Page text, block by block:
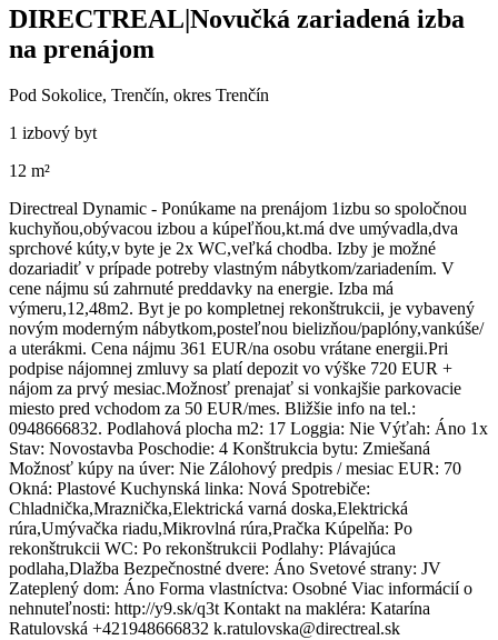
DIRECTREAL|Novučká zariadená izba
na prenájom
Pod Sokolice, Trenčín, okres Trenčín
1 izbový byt
12 m²
Directreal Dynamic - Ponúkame na prenájom 1izbu so spoločnou
kuchyňou,obývacou izbou a kúpeľňou,kt.má dve umývadla,dva
sprchové kúty,v byte je 2x WC,veľká chodba. Izby je možné
dozariadiť v prípade potreby vlastným nábytkom/zariadením. V
cene nájmu sú zahrnuté preddavky na energie. Izba má
výmeru,12,48m2. Byt je po kompletnej rekonštrukcii, je vybavený
novým moderným nábytkom,posteľnou bielizňou/paplóny,vankúše/
a uterákmi. Cena nájmu 361 EUR/na osobu vrátane energii.Pri
podpise nájomnej zmluvy sa platí depozit vo výške 720 EUR +
nájom za prvý mesiac.Možnosť prenajať si vonkajšie parkovacie
miesto pred vchodom za 50 EUR/mes. Bližšie info na tel.:
0948666832. Podlahová plocha m2: 17 Loggia: Nie Výťah: Áno 1x
Stav: Novostavba Poschodie: 4 Konštrukcia bytu: Zmiešaná
Možnosť kúpy na úver: Nie Zálohový predpis / mesiac EUR: 70
Okná: Plastové Kuchynská linka: Nová Spotrebiče:
Chladnička,Mraznička,Elektrická varná doska,Elektrická
rúra,Umývačka riadu,Mikrovlná rúra,Pračka Kúpelňa: Po
rekonštrukcii WC: Po rekonštrukcii Podlahy: Plávajúca
podlaha,Dlažba Bezpečnostné dvere: Áno Svetové strany: JV
Zateplený dom: Áno Forma vlastníctva: Osobné Viac informácií o
nehnuteľnosti: http://y9.sk/q3t Kontakt na makléra: Katarína
Ratulovská +421948666832 k.ratulovska@directreal.sk